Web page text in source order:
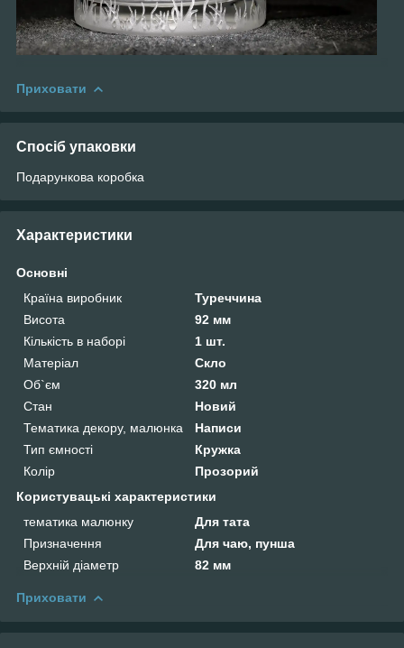
Приховати
Спосіб упаковки
Подарункова коробка
Характеристики
Основні
Країна виробник
Туреччина
Висота
92 мм
Кількість в наборі
1 шт.
Матеріал
Скло
Об`єм
320 мл
Стан
Новий
Тематика декору, малюнка
Написи
Тип ємності
Кружка
Колір
Прозорий
Користувацькі характеристики
тематика малюнку
Для тата
Призначення
Для чаю, пунша
Верхній діаметр
82 мм
Приховати